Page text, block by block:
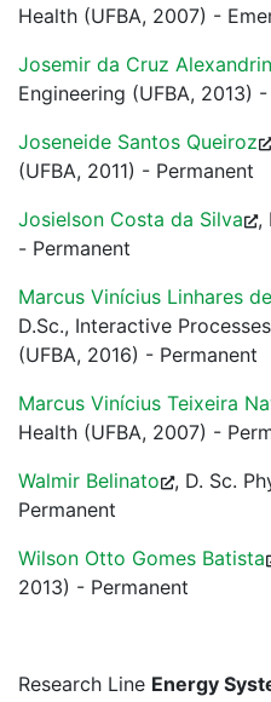
Health (UFBA, 2007) -
Josemir da Cruz
Engineering (UFBA, 2013)
Joseneide Santos Queiroz
(UFBA, 2011) - Permanent
Josielson Costa da Silva
,
- Permanent
Marcus Vinícius Linhares
D.Sc., Interactive
(UFBA, 2016) - Permanent
Marcus Vinícius Teixeira
Health (UFBA, 2007) -
Walmir Belinato
, D. Sc.
Permanent
Wilson Otto Gomes Batista
2013) - Permanent
Research Line Energy